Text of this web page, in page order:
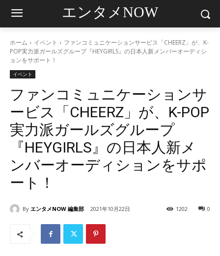
エンタメNOW
ホーム イベント
ファンコミュニケーションサービス「CHEERZ」が、K-
POP実力派ガールズグループ『HEYGIRLS』の日本人新メンバーオーディシ
ョンをサポート！
イベント
ファンコミュニケーションサ
ービス「CHEERZ」が、K-POP
実力派ガールズグループ
『HEYGIRLS』の日本人新メ
ンバーオーディションをサポ
ート！
By エンタメNOW 編集部 2021年10月22日 0
1202